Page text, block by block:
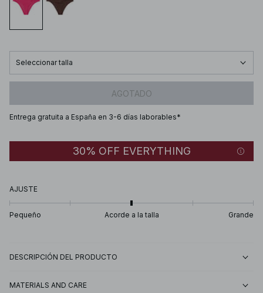
Seleccionar talla
AGOTADO
Entrega gratuita a España en 3-6 días laborables*
30% OFF EVERYTHING
AJUSTE
Pequeño Acorde a la talla Grande
DESCRIPCIÓN DEL PRODUCTO
MATERIALS AND CARE